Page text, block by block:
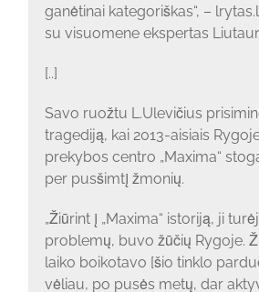
ganėtinai kategoriškas“, –
su visuomene ekspertas
[..]
Savo ruožtu L.Ulevičius
tragediją, kai 2013-aisiais
prekybos centro „Maxima“
per pusšimtį žmonių.
„Žiūrint į „Maxima“ istoriją, ji
problemų, buvo žūčių Rygoje.
laiko boikotavo [šio tinklo
vėliau, po pusės metų, dar